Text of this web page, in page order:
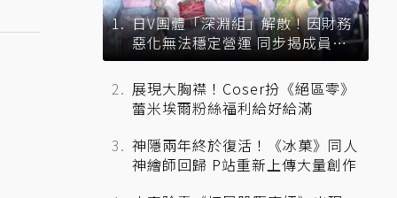
日V團體「深淵組」解散！因財務
惡化無法穩定營運 同步揭成員未
來去向
展現大胸襟！Coser扮《絕區零》
蕾米埃爾粉絲福利給好給滿
神隱兩年終於復活！《冰菓》同人
神繪師回歸 P站重新上傳大量創作